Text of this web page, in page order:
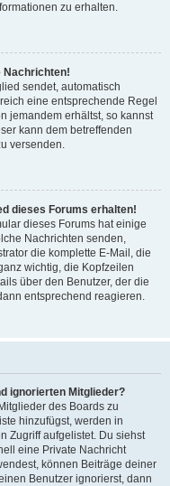
zu erhalten.
Nachrichten!
sendet, automatisch
eine entsprechende Regel
jemandem erhältst, so kannst
kann dem betreffenden
versenden.
dieses Forums erhalten!
dieses Forums hat einige
Nachrichten senden,
die komplette E-Mail, die
wichtig, die Kopfzeilen
über den Benutzer, der die
entsprechend reagieren.
ignorierten Mitglieder?
des Boards zu
hinzufügst, werden in
Zugriff aufgelistet. Du siehst
eine Private Nachricht
können Beiträge deiner
Benutzer ignorierst, dann